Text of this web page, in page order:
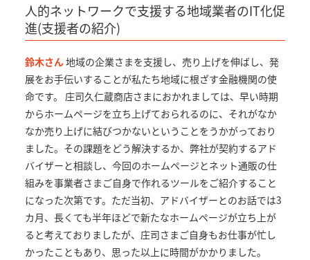
人的ネットワークで支援する地域業者のIT化促
進(支援者の紹介)
鈴木さん地域の企業さまを支援し、売り上げを伸ばし、発
展をお手伝いすることが私たち地域に根ざす金融機関の使
命です。 庄司久仁蔵商店さまにおかれましては、早い時期
からホームページを立ち上げておられるのに、それがなか
なか売り上げに結びつかないということをうかがっており
ました。その課題をどう解決するか、弊社が契約するアド
バイザーと相談し、今回のホームページとネット通販の仕
組みを事業者さまご自身で作れるツールをご紹介すること
になった次第です。ただ当初、アドバイザーとのお話では3
カ月、長くても半年ほどで新たなホームページが立ち上が
ると考えておりましたが、庄司さまご自身もお仕事が忙し
かったこともあり、思った以上に時間がかかりました。